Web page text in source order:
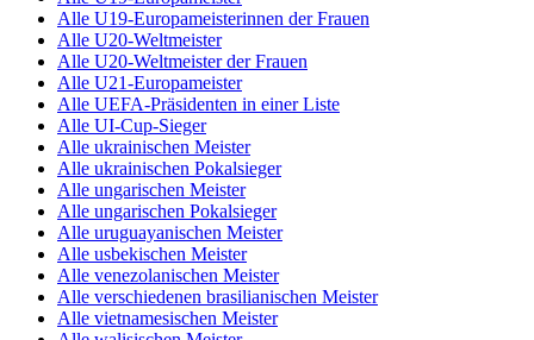
Alle U19-Europameisterinnen der Frauen
Alle U20-Weltmeister
Alle U20-Weltmeister der Frauen
Alle U21-Europameister
Alle UEFA-Präsidenten in einer Liste
Alle UI-Cup-Sieger
Alle ukrainischen Meister
Alle ukrainischen Pokalsieger
Alle ungarischen Meister
Alle ungarischen Pokalsieger
Alle uruguayanischen Meister
Alle usbekischen Meister
Alle venezolanischen Meister
Alle verschiedenen brasilianischen Meister
Alle vietnamesischen Meister